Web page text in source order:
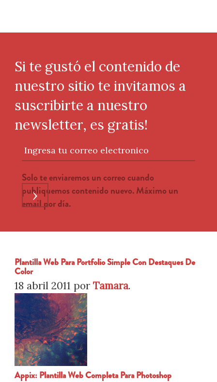
Si te gustó el contenido de
nuestro sitio te invitamos a
suscribirte a nuestro
newsletter, es gratis!
Ingresa tu correo electronico
Solo te enviaremos un correo cuando
publiquemos contenido nuevo. Máximo un
email por día.
›
Plantilla Web Para Portfolio Simple Con Destaques De
Color
18 abril 2011 por Tamara.
Appix: Plantilla Web Completa Para Photoshop